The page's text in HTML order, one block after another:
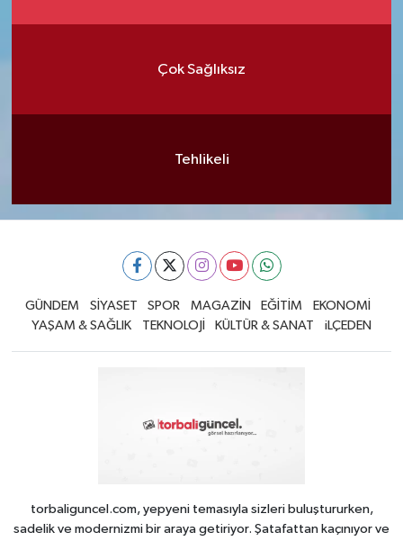
Çok Sağlıksız
Tehlikeli
GÜNDEM SİYASET SPOR MAGAZİN EĞİTİM
EKONOMİ
YAŞAM & SAĞLIK
TEKNOLOJİ KÜLTÜR & SANAT iLÇEDEN
torbaliguncel.com, yepyeni temasıyla sizleri buluştururken,
sadelik ve modernizmi bir araya getiriyor. Şatafattan kaçınıyor ve